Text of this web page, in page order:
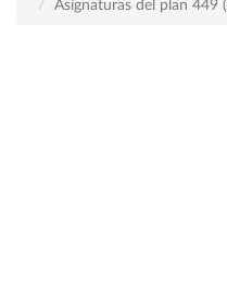
Asignaturas del plan 449